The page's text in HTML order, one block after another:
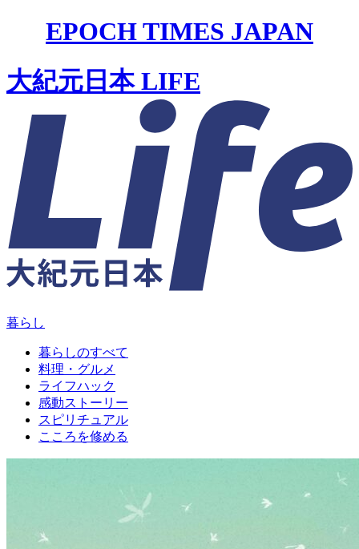
EPOCH TIMES JAPAN
大紀元日本 LIFE
暮らし
暮らしのすべて
料理・グルメ
ライフハック
感動ストーリー
スピリチュアル
こころを修める